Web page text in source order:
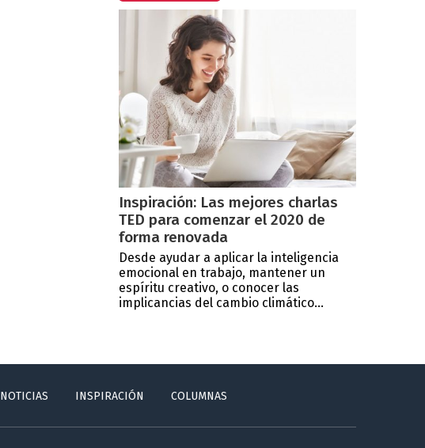
Inspiración: Las mejores charlas
TED para comenzar el 2020 de
forma renovada
Desde ayudar a aplicar la inteligencia
emocional en trabajo, mantener un
espíritu creativo, o conocer las
implicancias del cambio climático...
NOTICIAS INSPIRACIÓN COLUMNAS